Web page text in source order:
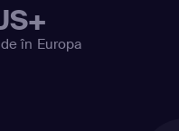
în Europa